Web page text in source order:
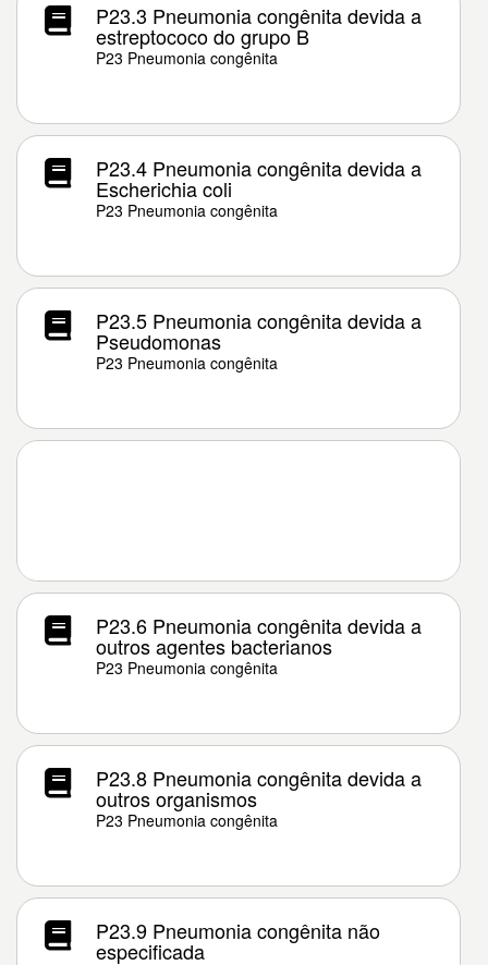
P23.3 Pneumonia congênita devida a
estreptococo do grupo B
P23 Pneumonia congênita
P23.4 Pneumonia congênita devida a
Escherichia coli
P23 Pneumonia congênita
P23.5 Pneumonia congênita devida a
Pseudomonas
P23 Pneumonia congênita
P23.6 Pneumonia congênita devida a
outros agentes bacterianos
P23 Pneumonia congênita
P23.8 Pneumonia congênita devida a
outros organismos
P23 Pneumonia congênita
P23.9 Pneumonia congênita não
especificada